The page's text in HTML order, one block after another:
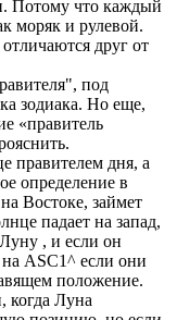
Потому что каждый
моряк и рулевой.
друг от
под
зодиака. Но еще,
«правитель
правителем дня, а
определение в
Востоке, займет
падает на запад,
, и если он
на ASC1^ если они
положение.
когда Луна